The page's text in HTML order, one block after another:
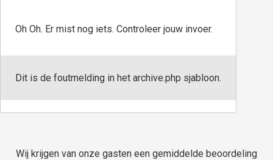
Oh Oh. Er mist nog iets. Controleer jouw invoer.
Dit is de foutmelding in het archive.php sjabloon.
Wij krijgen van onze gasten een gemiddelde beoordeling